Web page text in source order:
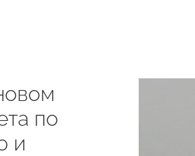
по
и